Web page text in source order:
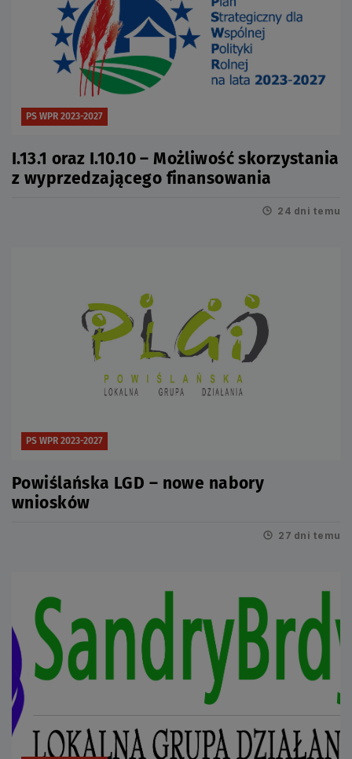
PS WPR 2023-2027
I.13.1 oraz I.10.10 – Możliwość skorzystania
z wyprzedzającego finansowania
24 dni temu
PS WPR 2023-2027
Powiślańska LGD – nowe nabory
wniosków
27 dni temu